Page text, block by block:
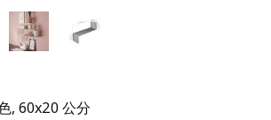
, 60x20 公分